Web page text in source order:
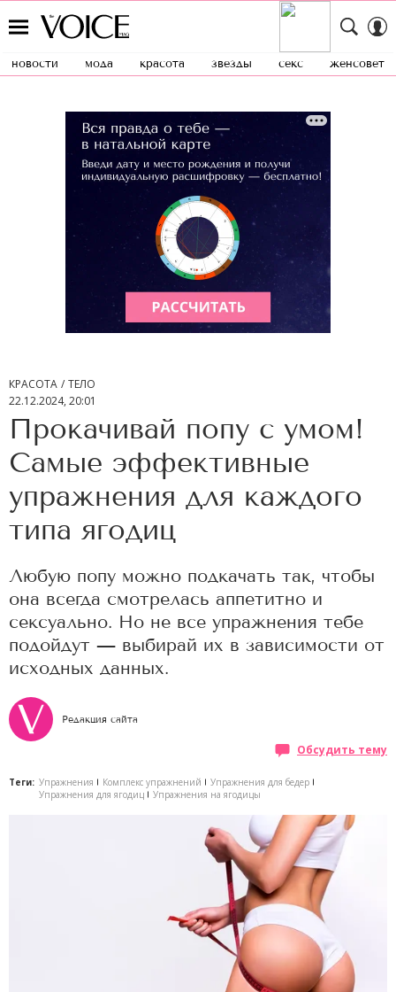
новости мода красота звезды секс женсовет
КРАСОТА
ТЕЛО
22.12.2024, 20:01
Прокачивай попу с умом!
Самые эффективные
упражнения для каждого
типа ягодиц
Любую попу можно подкачать так, чтобы
она всегда смотрелась аппетитно и
сексуально. Но не все упражнения тебе
подойдут — выбирай их в зависимости от
исходных данных.
Редакция сайта
Обсудить тему
Теги: Упражнения Комплекс упражнений
Упражнения для бедер
Упражнения для ягодиц
Упражнения на ягодицы